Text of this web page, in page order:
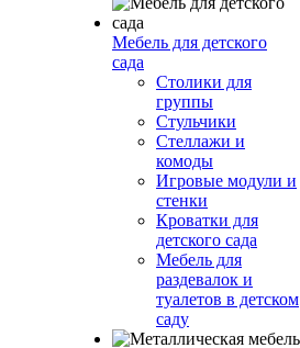
Мебель для детского
сада
Столики для
группы
Стульчики
Стеллажи и
комоды
Игровые модули и
стенки
Кроватки для
детского сада
Мебель для
раздевалок и
туалетов в детском
саду